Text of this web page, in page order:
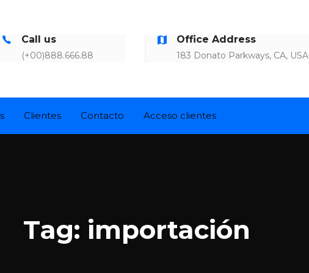
Call us
(+00)888.666.88
Office Address
183 Donato Parkways, CA, USA
Clientes Contacto Acceso clientes
Tag: importación